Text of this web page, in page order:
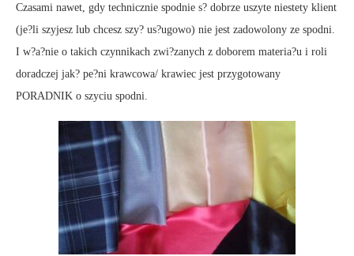
Czasami nawet, gdy technicznie spodnie s? dobrze uszyte niestety klient
(je?li szyjesz lub chcesz szy? us?ugowo) nie jest zadowolony ze spodni.
I w?a?nie o takich czynnikach zwi?zanych z doborem materia?u i roli
doradczej jak? pe?ni krawcowa/ krawiec jest przygotowany
PORADNIK o szyciu spodni.